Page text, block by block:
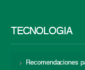
TECNOLOGÍA
Recomendaciones